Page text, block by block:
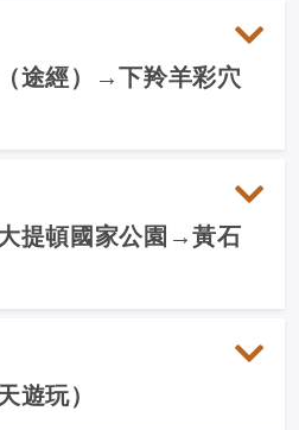
途經）→下羚羊彩穴
提頓國家公園→黃石
遊玩）